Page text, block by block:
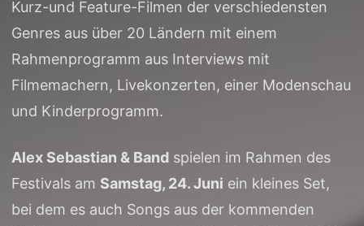
Kurz-und Feature-Filmen der verschiedensten
Genres aus über 20 Ländern mit einem
Rahmenprogramm aus Interviews mit
Filmemachern, Livekonzerten, einer Modenschau
und Kinderprogramm.
Alex Sebastian & Band spielen im Rahmen des
Festivals am Samstag, 24. Juni ein kleines Set,
bei dem es auch Songs aus der kommenden